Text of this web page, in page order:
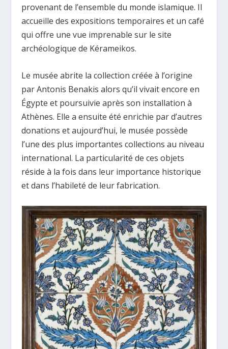
provenant de l’ensemble du monde islamique. Il
accueille des expositions temporaires et un café
qui offre une vue imprenable sur le site
archéologique de Kérameikos.
Le musée abrite la collection créée à l’origine
par Antonis Benakis alors qu’il vivait encore en
Égypte et poursuivie après son installation à
Athènes. Elle a ensuite été enrichie par d’autres
donations et aujourd’hui, le musée possède
l’une des plus importantes collections au niveau
international. La particularité de ces objets
réside à la fois dans leur importance historique
et dans l’habileté de leur fabrication.